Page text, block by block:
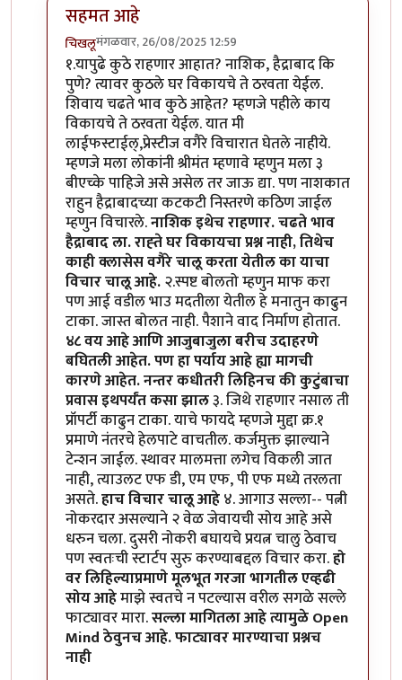
सहमत आहे
चिखलूमंगळवार, 26/08/2025 12:59
In reply toहम्म!!byराजेंद्र मेहेंदळे
१.यापुढे कुठे राहणार आहात? नाशिक, हैद्राबाद कि
पुणे? त्यावर कुठले घर विकायचे ते ठरवता येईल.
शिवाय चढते भाव कुठे आहेत? म्हणजे पहीले काय
विकायचे ते ठरवता येईल. यात मी
लाईफस्टाईल्,प्रेस्टीज वगैरे विचारात घेतले नाहीये.
म्हणजे मला लोकांनी श्रीमंत म्हणावे म्हणुन मला ३
बीएच्के पाहिजे असे असेल तर जाऊ द्या. पण नाशकात
राहुन हैद्राबादच्या कटकटी निस्तरणे कठिण जाईल
म्हणुन विचारले.नाशिक इथेच राहणार. चढते भाव
हैद्राबाद ला. राह्ते घर विकायचा प्रश्न नाही, तिथेच
काही क्लासेस वगैरे चालू करता येतील का याचा
विचार चालू आहे.२.स्पष्ट बोलतो म्हणुन माफ करा
पण आई वडील भाउ मदतीला येतील हे मनातुन काढुन
टाका. जास्त बोलत नाही. पैशाने वाद निर्माण होतात.
४८ वय आहे आणि आजुबाजुला बरीच उदाहरणे
बघितली आहेत. पण हा पर्याय आहे ह्या मागची
कारणे आहेत. नन्तर कधीतरी लिहिनच की कुटुंबाचा
प्रवास इथपर्यंत कसा झाल३. जिथे राहणार नसाल ती
प्रॉपर्टी काढुन टाका. याचे फायदे म्हणजे मुद्दा क्र.१
प्रमाणे नंतरचे हेलपाटे वाचतील. कर्जमुक्त झाल्याने
टेन्शन जाईल. स्थावर मालमत्ता लगेच विकली जात
नाही, त्याउलट एफ डी, एम एफ, पी एफ मध्ये तरलता
असते.हाच विचार चालू आहे४. आगाउ सल्ला-- पत्नी
नोकरदार असल्याने २ वेळ जेवायची सोय आहे असे
धरुन चला. दुसरी नोकरी बघायचे प्रयत्न चालु ठेवाच
पण स्वतःची स्टार्टप सुरु करण्याबद्दल विचार करा.हो
वर लिहिल्याप्रमाणे मूलभूत गरजा भागतील एव्हढी
सोय आहेमाझे स्वतचे न पटल्यास वरील सगळे सल्ले
फाट्यावर मारा.सल्ला मागितला आहे त्यामुळे Open
Mind ठेवुनच आहे. फाट्यावर मारण्याचा प्रश्नच
नाही